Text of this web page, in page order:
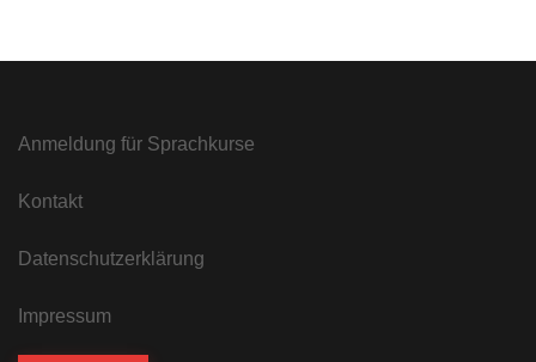
Anmeldung für Sprachkurse
Kontakt
Datenschutzerklärung
Impressum